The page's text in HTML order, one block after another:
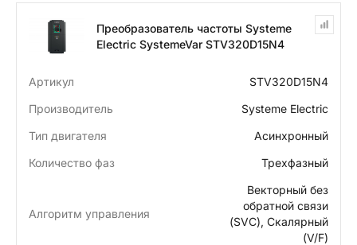
Преобразователь частоты Systeme
Electric SystemeVar STV320D15N4
Артикул
STV320D15N4
Производитель
Systeme Electric
Тип двигателя
Асинхронный
Количество фаз
Трехфазный
Алгоритм управления
Векторный без
обратной связи
(SVC), Скалярный
(V/F)